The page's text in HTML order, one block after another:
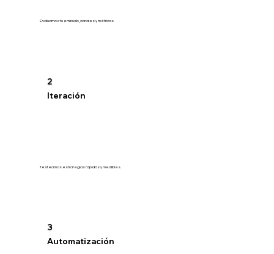
Evaluamos tu embudo, canales y métricas.
2
Iteración
Testeamos estrategias rápidas y medibles.
3
Automatización